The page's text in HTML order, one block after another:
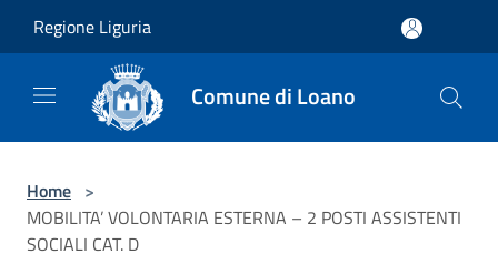
Regione Liguria
Comune di Loano
Home >
MOBILITA’ VOLONTARIA ESTERNA – 2 POSTI ASSISTENTI
SOCIALI CAT. D